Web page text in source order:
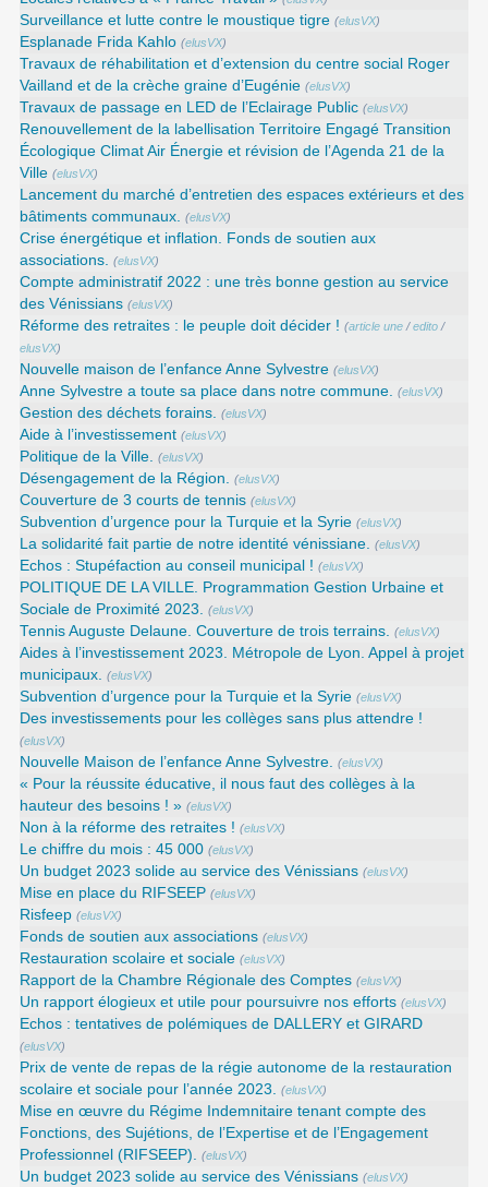
Surveillance et lutte contre le moustique tigre (elusVX)
Esplanade Frida Kahlo (elusVX)
Travaux de réhabilitation et d’extension du centre social Roger
Vailland et de la crèche graine d’Eugénie (elusVX)
Travaux de passage en LED de l’Eclairage Public (elusVX)
Renouvellement de la labellisation Territoire Engagé Transition
Écologique Climat Air Énergie et révision de l’Agenda 21 de la
Ville (elusVX)
Lancement du marché d’entretien des espaces extérieurs et des
bâtiments communaux. (elusVX)
Crise énergétique et inflation. Fonds de soutien aux
associations. (elusVX)
Compte administratif 2022 : une très bonne gestion au service
des Vénissians (elusVX)
Réforme des retraites : le peuple doit décider ! (article une /edito /
elusVX)
Nouvelle maison de l’enfance Anne Sylvestre (elusVX)
Anne Sylvestre a toute sa place dans notre commune. (elusVX)
Gestion des déchets forains. (elusVX)
Aide à l’investissement (elusVX)
Politique de la Ville. (elusVX)
Désengagement de la Région. (elusVX)
Couverture de 3 courts de tennis (elusVX)
Subvention d’urgence pour la Turquie et la Syrie (elusVX)
La solidarité fait partie de notre identité vénissiane. (elusVX)
Echos : Stupéfaction au conseil municipal ! (elusVX)
POLITIQUE DE LA VILLE. Programmation Gestion Urbaine et
Sociale de Proximité 2023. (elusVX)
Tennis Auguste Delaune. Couverture de trois terrains. (elusVX)
Aides à l’investissement 2023. Métropole de Lyon. Appel à projet
municipaux. (elusVX)
Subvention d’urgence pour la Turquie et la Syrie (elusVX)
Des investissements pour les collèges sans plus attendre !
(elusVX)
Nouvelle Maison de l’enfance Anne Sylvestre. (elusVX)
« Pour la réussite éducative, il nous faut des collèges à la
hauteur des besoins ! » (elusVX)
Non à la réforme des retraites ! (elusVX)
Le chiffre du mois : 45 000 (elusVX)
Un budget 2023 solide au service des Vénissians (elusVX)
Mise en place du RIFSEEP (elusVX)
Risfeep (elusVX)
Fonds de soutien aux associations (elusVX)
Restauration scolaire et sociale (elusVX)
Rapport de la Chambre Régionale des Comptes (elusVX)
Un rapport élogieux et utile pour poursuivre nos efforts (elusVX)
Echos : tentatives de polémiques de DALLERY et GIRARD
(elusVX)
Prix de vente de repas de la régie autonome de la restauration
scolaire et sociale pour l’année 2023. (elusVX)
Mise en œuvre du Régime Indemnitaire tenant compte des
Fonctions, des Sujétions, de l’Expertise et de l’Engagement
Professionnel (RIFSEEP). (elusVX)
Un budget 2023 solide au service des Vénissians (elusVX)